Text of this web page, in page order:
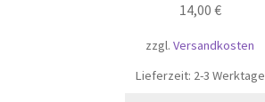
14,00 €
zzgl. Versandkosten
Lieferzeit: 2-3 Werktage